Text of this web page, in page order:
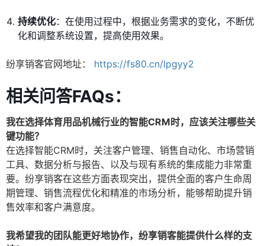
持续优化：在使用过程中，根据业务需求的变化，不断优
化和调整系统设置，提高使用效果。
纷享销客官网地址： https://fs80.cn/lpgyy2
相关问答FAQs：
我在选择体育用品机械行业的智能CRM时，应该关注哪些关
键功能？
在选择智能CRM时，关注客户管理、销售自动化、市场营销
工具、数据分析与报告、以及与现有系统的集成能力非常重
要。纷享销客在这些方面表现突出，提供全面的客户生命周
期管理、销售流程优化和精准的市场分析，能够帮助提升销
售效率和客户满意度。
我希望我的团队能更好地协作，纷享销客能提供什么样的支